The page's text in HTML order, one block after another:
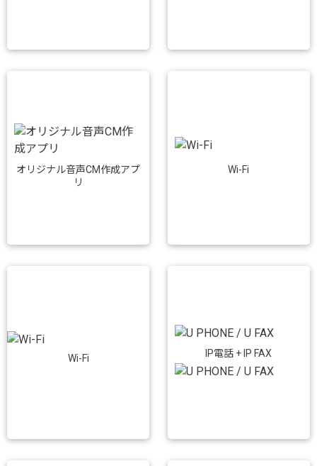
オリジナル音声CM作成アプ
リ
Wi-Fi
Wi-Fi IP電話 + IP FAX